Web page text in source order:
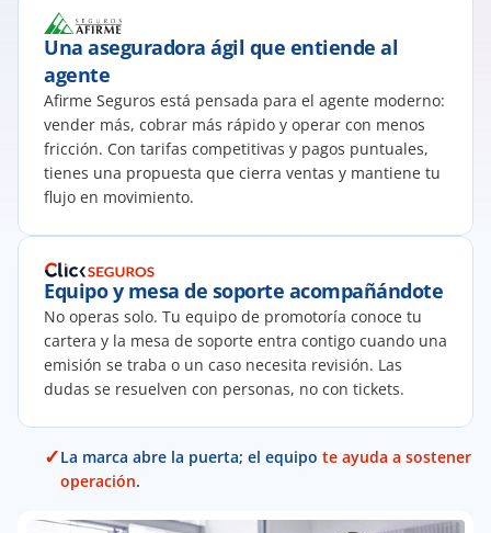
Una aseguradora ágil que entiende al
agente
Afirme Seguros está pensada para el agente moderno:
vender más, cobrar más rápido y operar con menos
fricción. Con tarifas competitivas y pagos puntuales,
tienes una propuesta que cierra ventas y mantiene tu
flujo en movimiento.
Equipo y mesa de soporte acompañándote
No operas solo. Tu equipo de promotoría conoce tu
cartera y la mesa de soporte entra contigo cuando una
emisión se traba o un caso necesita revisión. Las
dudas se resuelven con personas, no con tickets.
✓La marca abre la puerta; el equipo te ayuda a sostener la
operación.